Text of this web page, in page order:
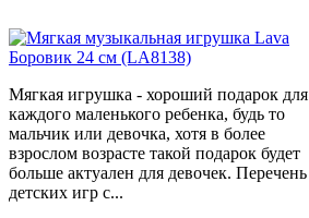
Мягкая игрушка - хороший подарок для
каждого маленького ребенка, будь то
мальчик или девочка, хотя в более
взрослом возрасте такой подарок будет
больше актуален для девочек. Перечень
детских игр с...